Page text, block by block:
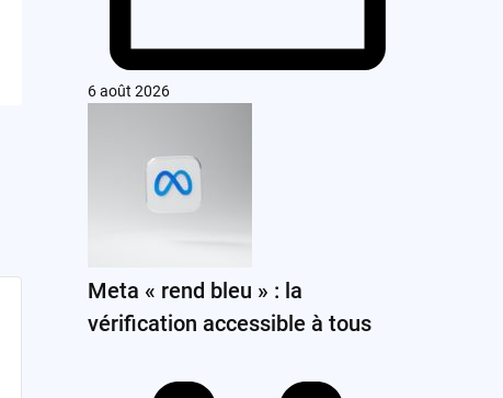
6 août 2026
Meta « rend bleu » : la
vérification accessible à tous